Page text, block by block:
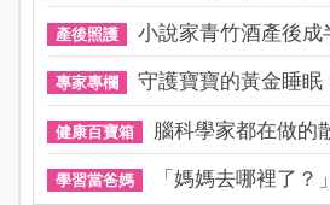
產後照護 小說家青竹酒產後成
專家專欄 守護寶寶的黃金睡眠
健康百寶箱 腦科學家都在做的
學習當爸媽 「媽媽去哪裡了？